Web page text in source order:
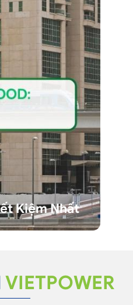
Kiệm Nhất
VIETPOWER